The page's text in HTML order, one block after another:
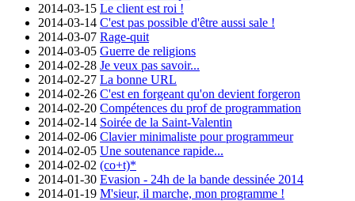
2014-03-15 Le client est roi !
2014-03-14 C'est pas possible d'être aussi sale !
2014-03-07 Rage-quit
2014-03-05 Guerre de religions
2014-02-28 Je veux pas savoir...
2014-02-27 La bonne URL
2014-02-26 C'est en forgeant qu'on devient forgeron
2014-02-20 Compétences du prof de programmation
2014-02-14 Soirée de la Saint-Valentin
2014-02-06 Clavier minimaliste pour programmeur
2014-02-05 Une soutenance rapide...
2014-02-02 (co+t)*
2014-01-30 Evasion - 24h de la bande dessinée 2014
2014-01-19 M'sieur, il marche, mon programme !